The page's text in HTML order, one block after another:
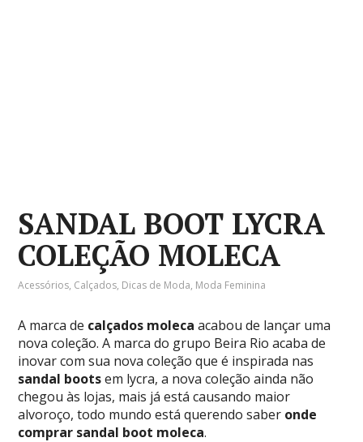
SANDAL BOOT LYCRA
COLEÇÃO MOLECA
Acessórios, Calçados, Dicas de Moda, Moda Feminina
A marca de calçados molecaacabou de lançar uma
nova coleção. A marca do grupo Beira Rio acaba de
inovar com sua nova coleção que é inspirada nas
sandal bootsem lycra, a nova coleção ainda não
chegou às lojas, mais já está causando maior
alvoroço, todo mundo está querendo saber onde
comprar sandal boot moleca.